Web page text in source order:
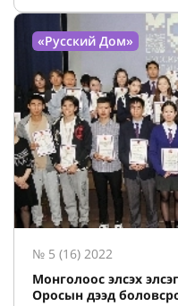
«Русский Дом»
№ 5 (16) 2022
Монголоос элсэх
Оросын дээд